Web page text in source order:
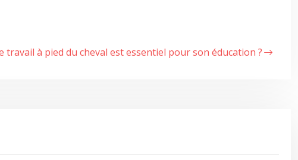
travail à pied du cheval est essentiel pour son éducation ?